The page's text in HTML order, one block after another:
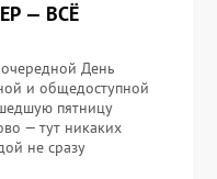
— ВСЁ
День
и общедоступной
пятницу
— тут никаких
не сразу